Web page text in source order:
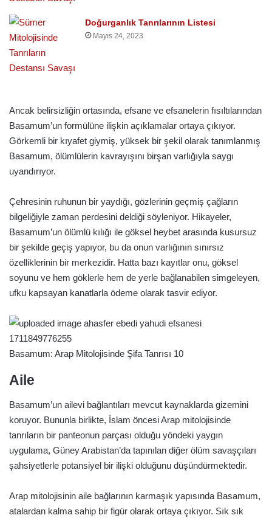
Doğurganlık Tanrılarının Listesi
Mayıs 24, 2023
Ancak belirsizliğin ortasında, efsane ve efsanelerin fısıltılarından
Basamum’un formülüne ilişkin açıklamalar ortaya çıkıyor.
Görkemli bir kıyafet giymiş, yüksek bir şekil olarak tanımlanmış
Basamum, ölümlülerin kavrayışını birşan varlığıyla saygı
uyandırıyor.
Çehresinin ruhunun bir yaydığı, gözlerinin geçmiş çağların
bilgeliğiyle zaman perdesini deldiği söyleniyor. Hikayeler,
Basamum’un ölümlü kılığı ile göksel heybet arasında kusursuz
bir şekilde geçiş yapıyor, bu da onun varlığının sınırsız
özelliklerinin bir merkezidir. Hatta bazı kayıtlar onu, göksel
soyunu ve hem göklerle hem de yerle bağlanabilen simgeleyen,
ufku kapsayan kanatlarla ödeme olarak tasvir ediyor.
Basamum: Arap Mitolojisinde Şifa Tanrısı 10
Aile
Basamum’un ailevi bağlantıları mevcut kaynaklarda gizemini
koruyor. Bununla birlikte, İslam öncesi Arap mitolojisinde
tanrıların bir panteonun parçası olduğu yöndeki yaygın
uygulama, Güney Arabistan’da tapınılan diğer ölüm savaşçıları
şahsiyetlerle potansiyel bir ilişki olduğunu düşündürmektedir.
Arap mitolojisinin aile bağlarının karmaşık yapısında Basamum,
atalardan kalma sahip bir figür olarak ortaya çıkıyor. Sık sık